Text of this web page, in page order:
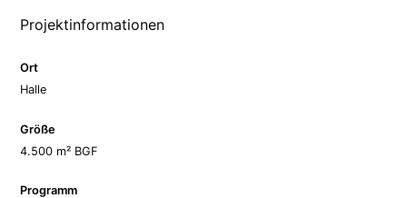
Projektinformationen
Ort
Halle
Größe
4.500 m² BGF
Programm